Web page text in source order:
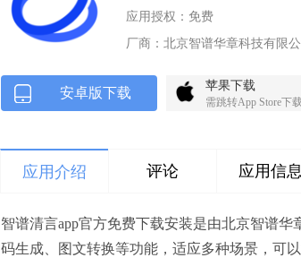
应用授权：免费
厂商：北京智谱华章科技有限公
安卓版下载 苹果下载
需跳转App Store下
应用介绍 评论 应用信息
智谱清言app官方免费下载安装是由北京智谱
码生成、图文转换等功能，适应多种场景，可